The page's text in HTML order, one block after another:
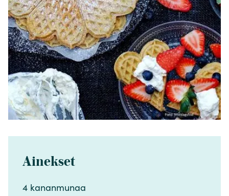
Ainekset
4 kananmunaa​​​​‌ ‍ ​‍​‍‌‍ ‌ ​‍‌‍‍‌‌‍‌ ‌‍‍‌‌‍ ‍​‍​‍​ ‍‍​‍​‍‌ ​ ‌‍​‌‌‍ ‍‌‍‍‌‌ ‌​‌ ‍‌​‍ ‍‌‍‍‌‌‍ ​‍​‍​‍ ​​‍​‍‌‍‍​‌ ​‍‌‍‌‌‌‍‌‍​‍​‍​ ‍‍​‍​‍‌‍‍​‌ ‌​‌ ‌​‌ ​​‌ ​ ​ ‍‍​‍ ​‍ ‌‍​ ‌‍ ‌‌ ​ ​‍ ‍‌‍​ ‌‍‌‌‌ ​‍‌ ‌‍‌‍‌‌‌ ​‍‌‍​‌​‍ ‍‌ ​ ‌‍‌‌​‍ ‌ ​​‌ ​‍‌‍ ‌‍‌​‌ ‌‌‌‍​ ‌ ‌​‌‍‍‌‌‍ ‌‍ ‍​‍ ‌‍‍‌‌‍ ‍‌ ‌​‌‍‌‌‌‍ ‍‌ ‌​​‍ ‌‍‌‌‌‍‌​‌‍‍‌‌ ‌​​‍ ‌‍ ‌‌‍ ‌‍‌​‌‍‌‌​ ‌‌ ​​‌ ​‍‌‍‌‌‌ ​ ‌‍‌‌‌‍ ‍‌ ‌​‌‍​‌‌ ‌​‌‍‍‌‌‍ ‌‍ ‍​ ‍ ‌‍‍‌‌‍‌​​ ‌‌‍‍‌​ ​‌​ ‍​‌‍ ‍​‍ ‍​ ​‌‌‍‌‍​ ​‌​ ‌‍‌‍‌‍​ ‌‍​ ‌​‌‍‌‌​‍ ‌‌‍‌​‌‍​‍​ ​​​ ​‍​‍ ‌​ ‌​​ ‍‌​ ​ ​ ‌ ​‍ ‌​ ‍‌‌‍‌‌​ ‌‌‌‍​‌​‍ ‌‌‍​ ​ ‌ ​ ‌‍‌‍​‌​ ​‍‌‍​ ‌‍‌‌​ ‍‌‌‍‌‍​ ‌​​ ‍‌​ ‍‌​‍ ‍‌‍‌‍‌‍‍‌​ ‍ ‌ ‌​‌ ‍‌‌ ​​‌‍‌‌​ ‌‌ ​​‌‍​‌‌‍‌ ‌‍‌‌​ ‍ ‌ ​​‌‍​‌‌ ‌​‌‍‍​​ ‌‌‍​‍‌‍ ​‌‍ ‌‍​ ‌‍‍ ‌ ​ ​‍‌‌​ ‌‌‌​​‍‌‌ ‌‍‍ ‌‍‌‌‌ ‍‌​‍‌‌​ ​ ‌​‌​​‍‌‌​ ​ ‌​‌​​‍‌‌​ ​‍​ ​‍​ ‌‍​ ‍‌​ ‌‍‌‍‌​​ ‌‌​ ‌‍​ ‌ ‌‍​‍​‍ ‌​ ‍​​ ​ ​ ‍​​ ‌‌​‍ ‌​ ‌​​ ‌‍​ ‌‌​ ‌​​‍ ‌​ ‍‌‌‍​ ‌‍‌​​ ‌‍​‍ ‌​ ​​‌‍‌​​ ‌‍‌‍​ ​ ​‍‌‍‌‌​ ​ ​ ‌ ​ ‌‍​ ​‍‌‍‌‌‌‍​‍​‍‌‌​ ​‍​ ​‍​‍‌‌​ ‌‌‌​‌​​‍ ‍‌‍​ ‌‍ ‌‍ ​‌ ‌‌‌‍ ‌‌‍ ‍‌ ​ ​‍‌‌​ ‌‌‌​​‍‌‌ ‌‍‍ ‌‍‌‌‌ ‍‌​‍‌‌​ ​ ‌​‌​​‍‌‌​ ​ ‌​‌​​‍‌‌​ ​‍​ ​‍​ ‍​‌‍​‍‌‍‌​​ ​​​ ‌ ​ ‍‌​ ‌ ‌‍‌‍‌‍‌​‌‍‌‍​ ‌​​ ‌‌​‍‌‌​ ​‍​ ​‍​‍‌‌​ ‌‌‌​‌​​‍ ‍‌‍‍‌‌ ‌​‌‍‌‌‌‍ ‌‌ ​ ​‍‌‌​ ‌‌‌​​‍​ ​​​‍‌‌​ ‌‌‌​‌​​ ‌‍​‍‌‍​‌‌ ​ ‌‍‌‌‌‌‌‌‌ ​‍‌‍ ​​ ‌‌‍‍​‌ ‌​‌ ‌​‌ ​​‌ ​ ​‍‌‌​ ​ ‌​​‌​‍‌‌​ ​‍‌​‌‍​‍‌‌​ ​‍‌​‌‍‌‍​ ‌‍ ‌‌ ​ ​‍ ‍‌‍​ ‌‍‌‌‌ ​‍‌ ‌‍‌‍‌‌‌ ​‍‌‍​‌​‍ ‍‌ ​ ‌‍‌‌​‍‌‍‌‍‍‌‌‍‌​​ ‌‌‍‍‌​ ​‌​ ‍​‌‍ ‍​‍ ‍​ ​‌‌‍‌‍​ ​‌​ ‌‍‌‍‌‍​ ‌‍​ ‌​‌‍‌‌​‍ ‌‌‍‌​‌‍​‍​ ​​​ ​‍​‍ ‌​ ‌​​ ‍‌​ ​ ​ ‌ ​‍ ‌​ ‍‌‌‍‌‌​ ‌‌‌‍​‌​‍ ‌‌‍​ ​ ‌ ​ ‌‍‌‍​‌​ ​‍‌‍​ ‌‍‌‌​ ‍‌‌‍‌‍​ ‌​​ ‍‌​ ‍‌​‍ ‍‌‍‌‍‌‍‍‌​‍‌‍‌ ‌​‌ ‍‌‌ ​​‌‍‌‌​ ‌‌ ​​‌‍​‌‌‍‌ ‌‍‌‌​‍‌‍‌ ​​‌‍​‌‌ ‌​‌‍‍​​ ‌‌‍​‍‌‍ ​‌‍ ‌‍​ ‌‍‍ ‌ ​ ​‍‌‌​ ‌‌‌​​‍‌‌ ‌‍‍ ‌‍‌‌‌ ‍‌​‍‌‌​ ​ ‌​‌​​‍‌‌​ ​ ‌​‌​​‍‌‌​ ​‍​ ​‍​ ‌‍​ ‍‌​ ‌‍‌‍‌​​ ‌‌​ ‌‍​ ‌ ‌‍​‍​‍ ‌​ ‍​​ ​ ​ ‍​​ ‌‌​‍ ‌​ ‌​​ ‌‍​ ‌‌​ ‌​​‍ ‌​ ‍‌‌‍​ ‌‍‌​​ ‌‍​‍ ‌​ ​​‌‍‌​​ ‌‍‌‍​ ​ ​‍‌‍‌‌​ ​ ​ ‌ ​ ‌‍​ ​‍‌‍‌‌‌‍​‍​‍‌‌​ ​‍​ ​‍​‍‌‌​ ‌‌‌​‌​​‍ ‍‌‍​ ‌‍ ‌‍ ​‌ ‌‌‌‍ ‌‌‍ ‍‌ ​ ​‍‌‌​ ‌‌‌​​‍‌‌ ‌‍‍ ‌‍‌‌‌ ‍‌​‍‌‌​ ​ ‌​‌​​‍‌‌​ ​ ‌​‌​​‍‌‌​ ​‍​ ​‍​ ‍​‌‍​‍‌‍‌​​ ​​​ ‌ ​ ‍‌​ ‌ ‌‍‌‍‌‍‌​‌‍‌‍​ ‌​​ ‌‌​‍‌‌​ ​‍​ ​‍​‍‌‌​ ‌‌‌​‌​​‍ ‍‌‍‍‌‌ ‌​‌‍‌‌‌‍ ‌‌ ​ ​‍‌‌​ ‌‌‌​​‍​ ​​​‍‌‌​ ‌‌‌​‌​​‍‌‍‌ ‌ ‌‍ ‌ ​‍‌‍‍ ‌ ​ ‌ ​​‌‍​‌‌‍​ ‌‍‌‌​ ‌‌ ​​‌ ​‍‌‍ ‌‍‌​‌ ‌‌‌‍​ ‌ ‌​‌‍‍‌‌‍ ‌‍ ‍​‍‌‍‌ ​​‌‍‌‌‌ ​‍‌ ​ ‌ ​​‌‍‌‌‌‍​ ‌ ‌​‌‍‍‌‌ ‌‍‌‍‌‌​ ‌‌ ​​‌ ‌‌‌‍​‍‌‍ ​‌‍‍‌‌ ​ ‌‍‍​‌‍‌‌‌‍‌​​‍​‍‌ ‌